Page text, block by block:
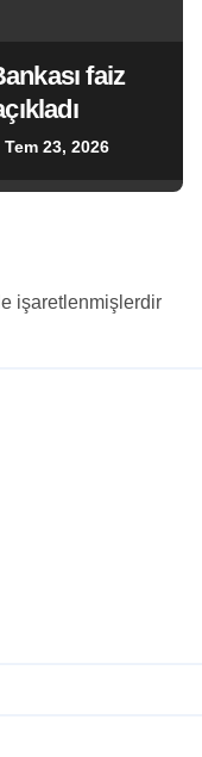
faiz
Tem 23, 2026
işaretlenmişlerdir